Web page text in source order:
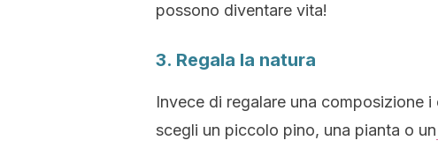
possono diventare vita!
3. Regala la natura
Invece di regalare una composizione
scegli un piccolo pino, una pianta o un